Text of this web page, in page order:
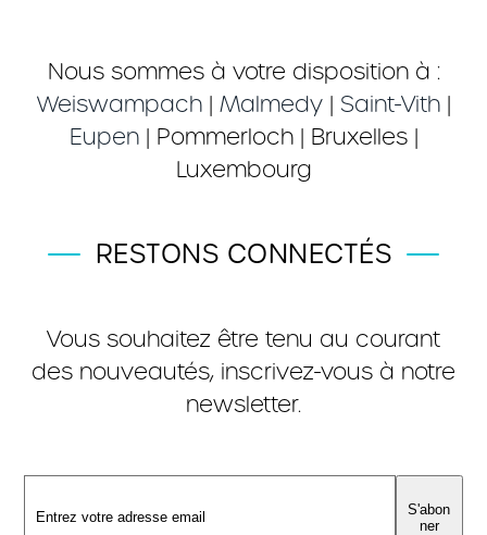
Nous sommes à votre disposition à :
Weiswampach| Malmedy| Saint-Vith|
Eupen| Pommerloch | Bruxelles |
Luxembourg
RESTONS CONNECTÉS
Vous souhaitez être tenu au courant
des nouveautés, inscrivez-vous à notre
newsletter.
S'abon
ner